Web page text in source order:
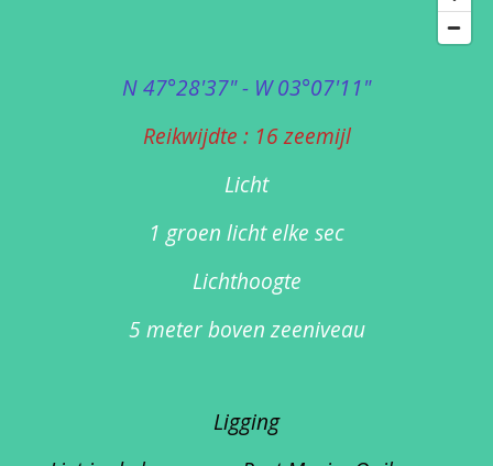
N 47°28'37" - W 03°07'11"
Reikwijdte : 16 zeemijl
Licht
1 groen licht elke sec
Lichthoogte
5 meter boven zeeniveau
Ligging